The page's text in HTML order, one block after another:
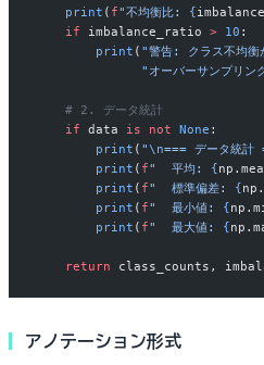
    print
( f"不均衡比: {
    if
imbalance_ratio > 10 :
        print
( "警告: クラス不均衡
"オーバーサンプリング
    # 2. データ統計
    if
data is not None :
        print
( "\n=== データ統計
        print
( f"  平均: {
        print
( f"  標準偏差: {
        print
( f"  最小値: {
        print
( f"  最大値: {
    return
class_counts,
アノテーション形式